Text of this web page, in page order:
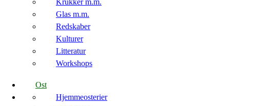
Glas m.m.
Redskaber
Kulturer
Litteratur
Workshops
Ost
Hjemmeosterier